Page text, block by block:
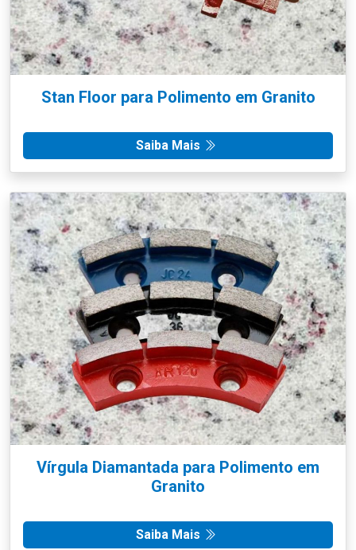
Stan Floor para Polimento em Granito
Saiba Mais
Vírgula Diamantada para Polimento em
Granito
Saiba Mais